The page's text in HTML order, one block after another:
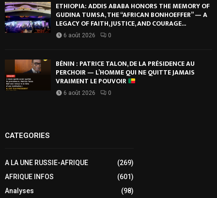
ETHIOPIA: ADDIS ABABA HONORS THE MEMORY OF
GUDINA TUMSA, THE “AFRICAN BONHOEFFER” — A
LEGACY OF FAITH, JUSTICE, AND COURAGE...
6 août 2026 0
BÉNIN : PATRICE TALON, DE LA PRÉSIDENCE AU
PERCHOIR — L’HOMME QUI NE QUITTE JAMAIS
VRAIMENT LE POUVOIR
6 août 2026 0
CATEGORIES
A LA UNE RUSSIE-AFRIQUE
(269)
AFRIQUE INFOS
(601)
Analyses
(98)